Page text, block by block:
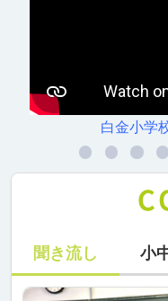
白金小学
聞き流し 小